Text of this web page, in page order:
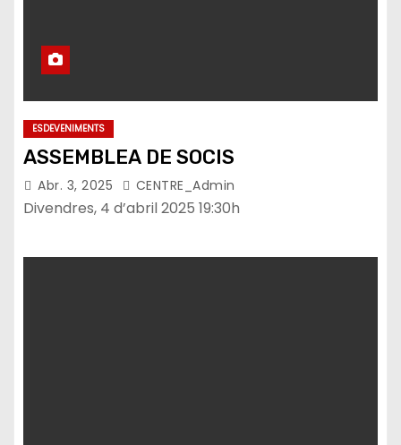
ESDEVENIMENTS
ASSEMBLEA DE SOCIS
Abr. 3, 2025 CENTRE_Admin
Divendres, 4 d’abril 2025 19:30h